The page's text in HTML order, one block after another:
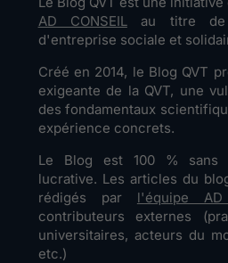
AD CONSEILau titre de
d'entreprise sociale et
Créé en 2014, le Blog QVT
exigeante de la QVT, une
des fondamentaux
expérience concrets.
Le Blog est 100 % sans
lucrative. Les articles du
rédigés par l'équipe AD
contributeurs externes
universitaires, acteurs du
etc.)